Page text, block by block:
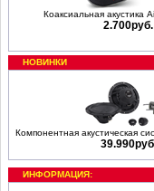
Коаксиальная акустика
2.700руб.
НОВИНКИ
Компонентная акустическая
ИНФОРМАЦИЯ: